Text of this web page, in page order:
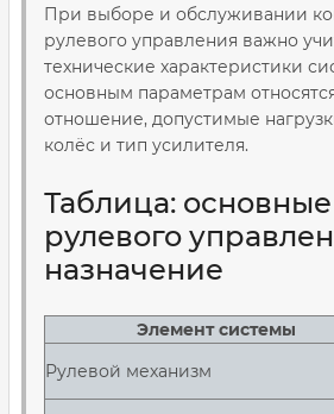
При выборе и обслуживании
рулевого управления важно
технические характеристики
основным параметрам
отношение, допустимые
колёс и тип усилителя.
Таблица:
рулевого
назначение
Элемент системы
Рулевой механизм